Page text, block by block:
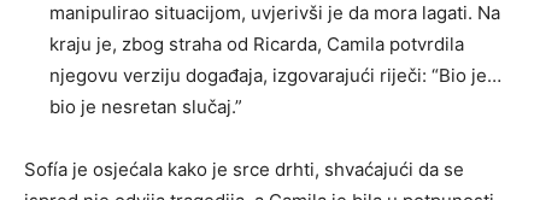
manipulirao situacijom, uvjerivši je da mora lagati. Na
kraju je, zbog straha od Ricarda, Camila potvrdila
njegovu verziju događaja, izgovarajući riječi: “Bio je…
bio je nesretan slučaj.”
Sofía je osjećala kako je srce drhti, shvaćajući da se